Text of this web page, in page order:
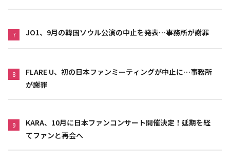
7 JO1、9月の韓国ソウル公演の中止を発表…事務所が謝罪
8
FLARE U、初の日本ファンミーティングが中止に…事務所
が謝罪
9
KARA、10月に日本ファンコンサート開催決定！延期を経
てファンと再会へ